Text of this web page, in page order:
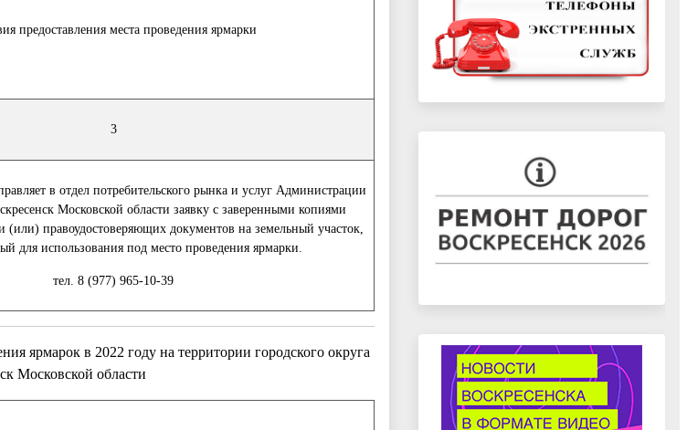
предоставления места проведения ярмарки
3
в отдел потребительского рынка и услуг Администрации
Московской области заявку с заверенными копиями
(или) правоудостоверяющих документов на земельный участок,
для использования под место проведения ярмарки.
тел. 8 (977) 965-10-39
в 2022 году на территории городского округа
Московской области